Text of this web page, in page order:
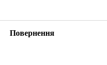
Повернення